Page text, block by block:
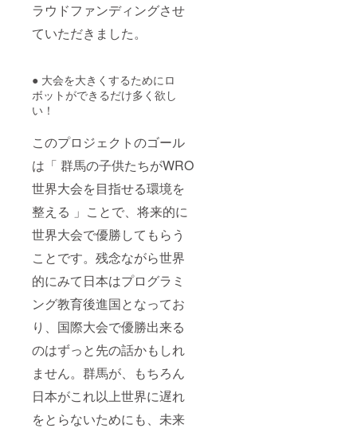
ラウドファンディングさせ
ていただきました。
● 大会を大きくするためにロ
ボットができるだけ多く欲し
い！
このプロジェクトのゴール
は「 群馬の子供たちがWRO
世界大会を目指せる環境を
整える 」ことで、将来的に
世界大会で優勝してもらう
ことです。残念ながら世界
的にみて日本はプログラミ
ング教育後進国となってお
り、国際大会で優勝出来る
のはずっと先の話かもしれ
ません。群馬が、もちろん
日本がこれ以上世界に遅れ
をとらないためにも、未来